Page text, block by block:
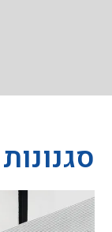
סגנונות